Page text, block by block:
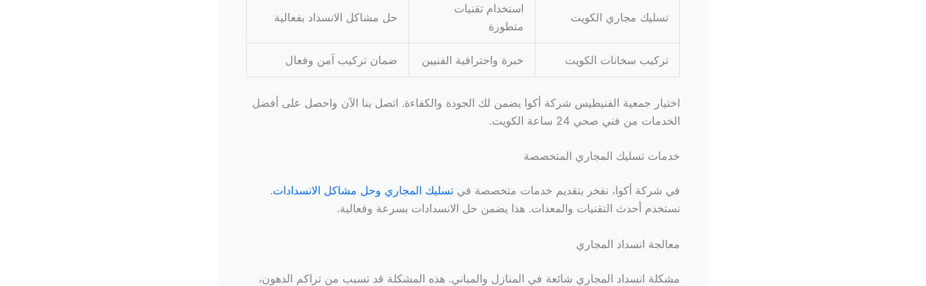
تسليك مجاري الكويت
استخدام تقنيات
متطورة
حل مشاكل الانسداد بفعالية
تركيب سخانات الكويت خبرة واحترافية الفنيين ضمان تركيب آمن وفعال
اختيار جمعية الفنيطيس شركة أكوا يضمن لك الجودة والكفاءة. اتصل بنا الآن واحصل على أفضل
الخدمات من فني صحي 24 ساعة الكويت.
خدمات تسليك المجاري المتخصصة
في شركة أكوا، نفخر بتقديم خدمات متخصصة في تسليك المجاري وحل مشاكل الانسدادات.
نستخدم أحدث التقنيات والمعدات. هذا يضمن حل الانسدادات بسرعة وفعالية.
معالجة انسداد المجاري
مشكلة انسداد المجاري شائعة في المنازل والمباني. هذه المشكلة قد تسبب من تراكم الدهون،